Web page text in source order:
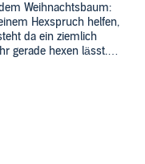
Weihnachtsbaum:
Hexspruch helfen,
da ein ziemlich
gerade hexen lässt.
ist das
GmbH